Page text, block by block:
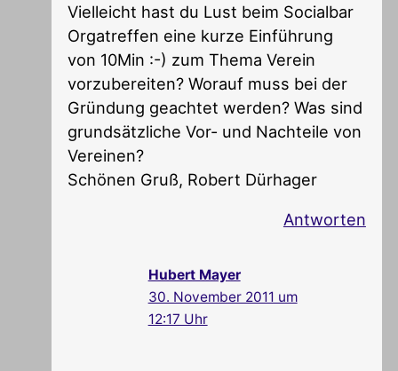
Vielleicht hast du Lust beim Socialbar
Orgatreffen eine kurze Einführung
von 10Min :-) zum Thema Verein
vorzubereiten? Worauf muss bei der
Gründung geachtet werden? Was sind
grundsätzliche Vor- und Nachteile von
Vereinen?
Schönen Gruß, Robert Dürhager
Antworten
Hubert Mayer
30. November 2011 um
12:17 Uhr